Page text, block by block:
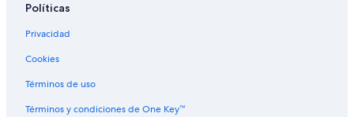
Políticas
Privacidad
Cookies
Términos de uso
Términos y condiciones de One Key™